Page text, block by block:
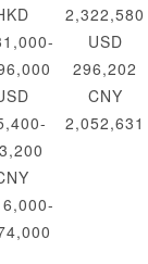
2,322,580
USD
296,202
CNY
2,052,631